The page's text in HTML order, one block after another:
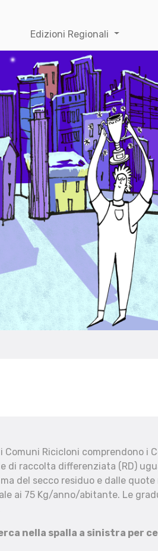
Edizioni Regionali
Comuni Ricicloni comprendono i
di raccolta differenziata (RD)
del secco residuo e dalle
ai 75 Kg/anno/abitante. Le
nella spalla a sinistra per